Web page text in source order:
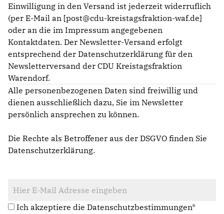
Einwilligung in den Versand ist jederzeit widerruflich
(per E-Mail an [post@cdu-kreistagsfraktion-waf.de]
oder an die im Impressum angegebenen
Kontaktdaten. Der Newsletter-Versand erfolgt
entsprechend der Datenschutzerklärung für den
Newsletterversand der CDU Kreistagsfraktion
Warendorf.
Alle personenbezogenen Daten sind freiwillig und
dienen ausschließlich dazu, Sie im Newsletter
persönlich ansprechen zu können.
Die Rechte als Betroffener aus der DSGVO finden Sie
Datenschutzerklärung.
Ich akzeptiere die Datenschutzbestimmungen*